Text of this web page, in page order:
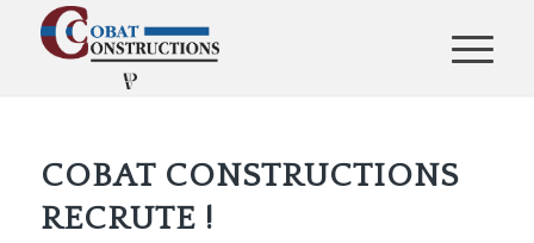
COBAT CONSTRUCTIONS
RECRUTE !